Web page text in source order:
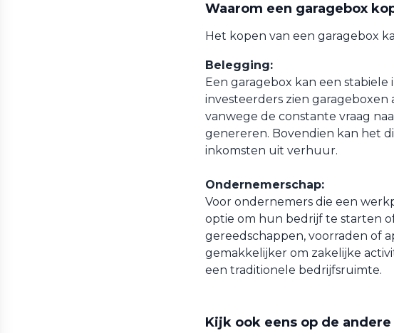
Waarom een garagebox
Het kopen van een garagebox
Belegging:
Een garagebox kan een
investeerders zien
vanwege de constante vraag
genereren. Bovendien kan het
inkomsten uit verhuur.
Ondernemerschap:
Voor ondernemers die een
optie om hun bedrijf te starten
gereedschappen, voorraden of
gemakkelijker om zakelijke
een traditionele bedrijfsruimte.
Kijk ook eens op de